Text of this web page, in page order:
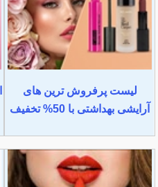
لیست پرفروش ترین های
آرایشی بهداشتی با 50% تخفیف